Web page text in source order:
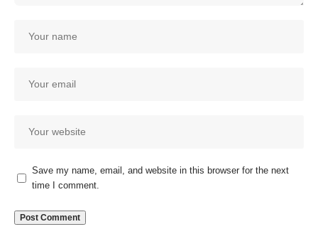
Save my name, email, and website in this browser for the next
time I comment.